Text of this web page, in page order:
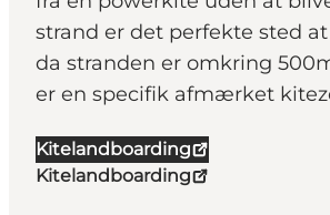
strand er det perfekte sted
da stranden er omkring
er en specifik afmærket
Kitelandboarding
Kitelandboarding